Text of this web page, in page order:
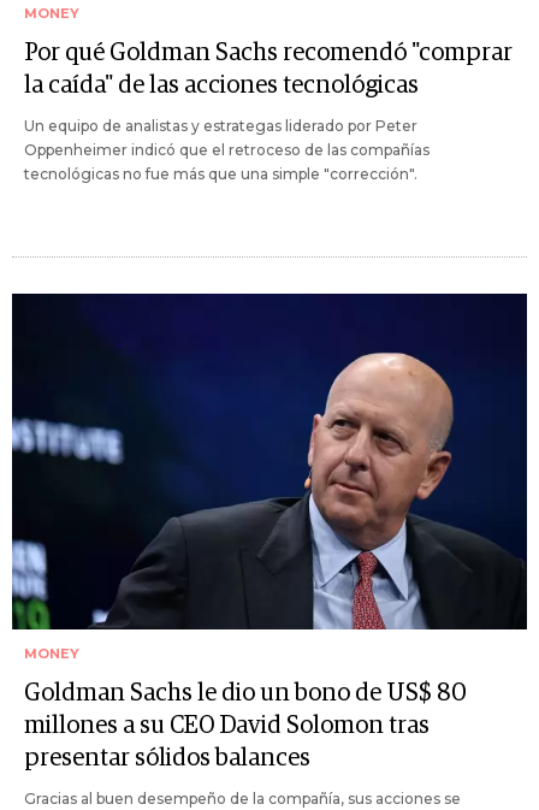
MONEY
Por qué Goldman Sachs recomendó "comprar
la caída" de las acciones tecnológicas
Un equipo de analistas y estrategas liderado por Peter
Oppenheimer indicó que el retroceso de las compañías
tecnológicas no fue más que una simple "corrección".
MONEY
Goldman Sachs le dio un bono de US$ 80
millones a su CEO David Solomon tras
presentar sólidos balances
Gracias al buen desempeño de la compañía, sus acciones se